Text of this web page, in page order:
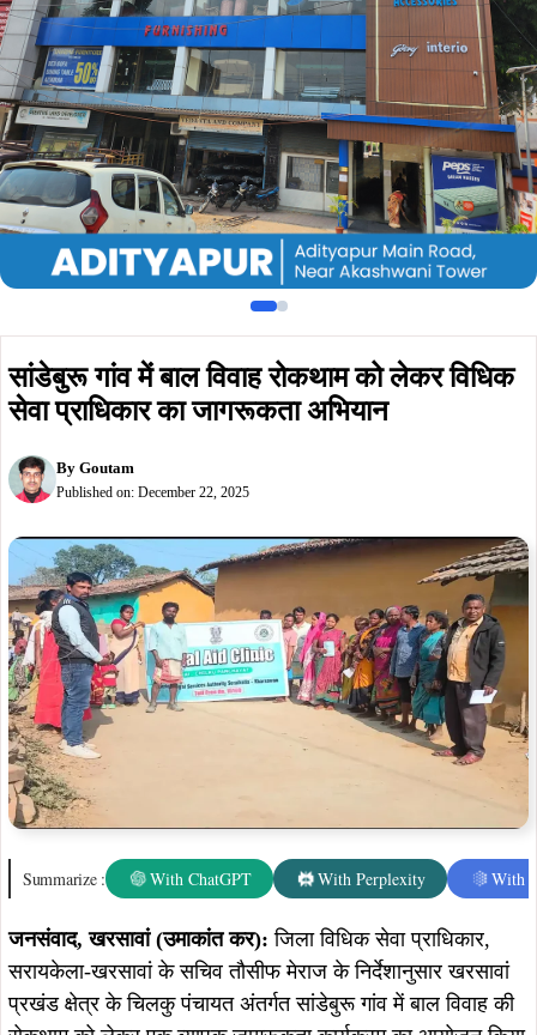
सेवा प्राधिकार का जागरूकता अभियान
ByGoutam
Published on:December 22, 2025
Summarize : With ChatGPT
जनसंवाद, खरसावां (उमाकांत कर):जिला विधिक सेवा प्राधिकार,
सरायकेला-खरसावां के सचिव तौसीफ मेराज के निर्देशानुसार खरसावां
प्रखंड क्षेत्र के चिलकु पंचायत अंतर्गत सांडेबुरू गांव में बाल विवाह की
रोकथाम को लेकर एक व्यापक जागरूकता कार्यक्रम का आयोजन किया
गया। इस कार्यक्रम का उद्देश्य ग्रामीणों को बाल विवाह के दुष्प्रभावों,
कानूनी प्रावधानों और इससे जुड़े अधिकारों की जानकारी देना था।